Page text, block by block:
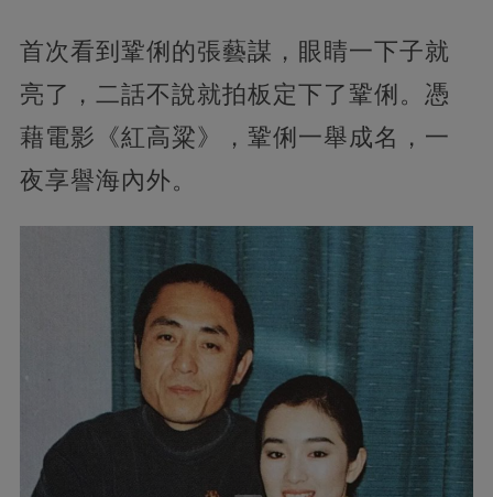
首次看到鞏俐的張藝謀，眼睛一下子就
亮了，二話不說就拍板定下了鞏俐。憑
藉電影《紅高粱》，鞏俐一舉成名，一
夜享譽海內外。